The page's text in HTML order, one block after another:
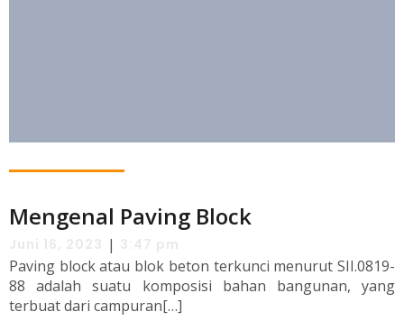
Mengenal Paving Block
|
Paving block atau blok beton terkunci menurut SII.0819-
88 adalah suatu komposisi bahan bangunan, yang
terbuat dari campuran[…]